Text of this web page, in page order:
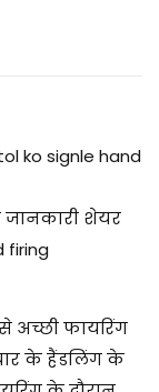
ko signle hand
शेयर
firing
अच्छी फायरिंग
के हैंडलिंग के